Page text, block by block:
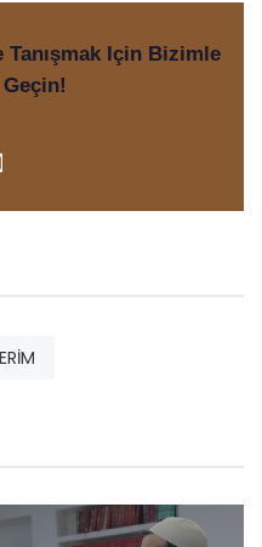
Için Bizimle
Geçin!